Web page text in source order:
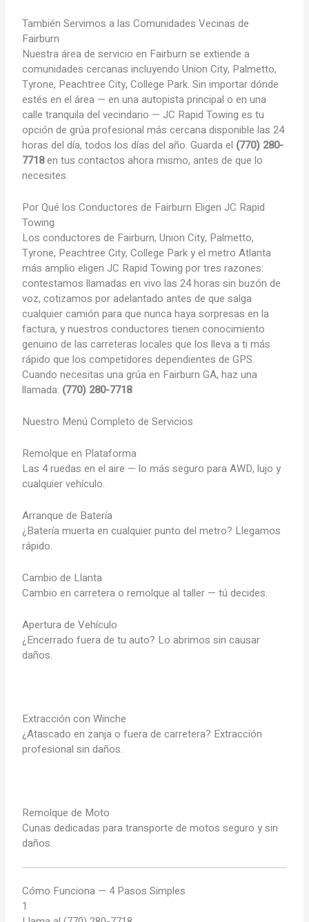
También Servimos a las Comunidades Vecinas de
Fairburn
Nuestra área de servicio en Fairburn se extiende a
comunidades cercanas incluyendo Union City, Palmetto,
Tyrone, Peachtree City, College Park. Sin importar dónde
estés en el área — en una autopista principal o en una
calle tranquila del vecindario — JC Rapid Towing es tu
opción de grúa profesional más cercana disponible las 24
horas del día, todos los días del año. Guarda el (770) 280-
7718en tus contactos ahora mismo, antes de que lo
necesites.
Por Qué los Conductores de Fairburn Eligen JC Rapid
Towing
Los conductores de Fairburn, Union City, Palmetto,
Tyrone, Peachtree City, College Park y el metro Atlanta
más amplio eligen JC Rapid Towing por tres razones:
contestamos llamadas en vivo las 24 horas sin buzón de
voz, cotizamos por adelantado antes de que salga
cualquier camión para que nunca haya sorpresas en la
factura, y nuestros conductores tienen conocimiento
genuino de las carreteras locales que los lleva a ti más
rápido que los competidores dependientes de GPS.
Cuando necesitas una grúa en Fairburn GA, haz una
llamada: (770) 280-7718.
Nuestro Menú Completo de Servicios
Remolque en Plataforma
Las 4 ruedas en el aire — lo más seguro para AWD, lujo y
cualquier vehículo.
Arranque de Batería
¿Batería muerta en cualquier punto del metro? Llegamos
rápido.
Cambio de Llanta
Cambio en carretera o remolque al taller — tú decides.
Apertura de Vehículo
¿Encerrado fuera de tu auto? Lo abrimos sin causar
daños.
Extracción con Winche
¿Atascado en zanja o fuera de carretera? Extracción
profesional sin daños.
Remolque de Moto
Cunas dedicadas para transporte de motos seguro y sin
daños.
Cómo Funciona — 4 Pasos Simples
1